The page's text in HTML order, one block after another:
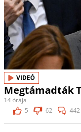
VIDEÓ
Megtámadták
14 órája
5
62 442